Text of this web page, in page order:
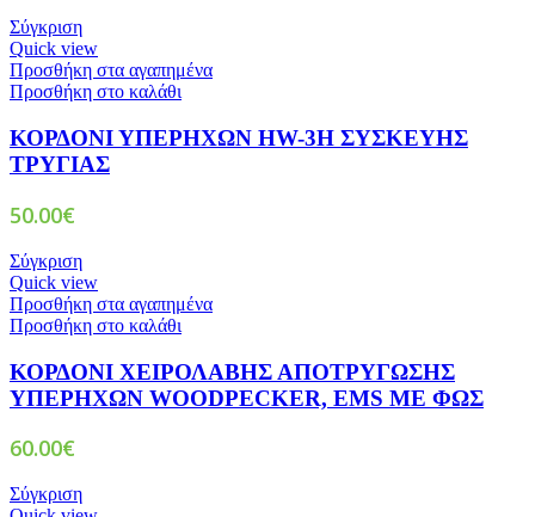
Σύγκριση
Quick view
Προσθήκη στα αγαπημένα
Προσθήκη στο καλάθι
ΚΟΡΔΟΝΙ ΥΠΕΡΗΧΩΝ HW-3H ΣΥΣΚΕΥΗΣ
ΤΡΥΓΙΑΣ
50.00€
Σύγκριση
Quick view
Προσθήκη στα αγαπημένα
Προσθήκη στο καλάθι
ΚΟΡΔΟΝΙ ΧΕΙΡΟΛΑΒΗΣ ΑΠΟΤΡΥΓΩΣΗΣ
ΥΠΕΡΗΧΩΝ WOODPECKER, EMS ΜΕ ΦΩΣ
60.00€
Σύγκριση